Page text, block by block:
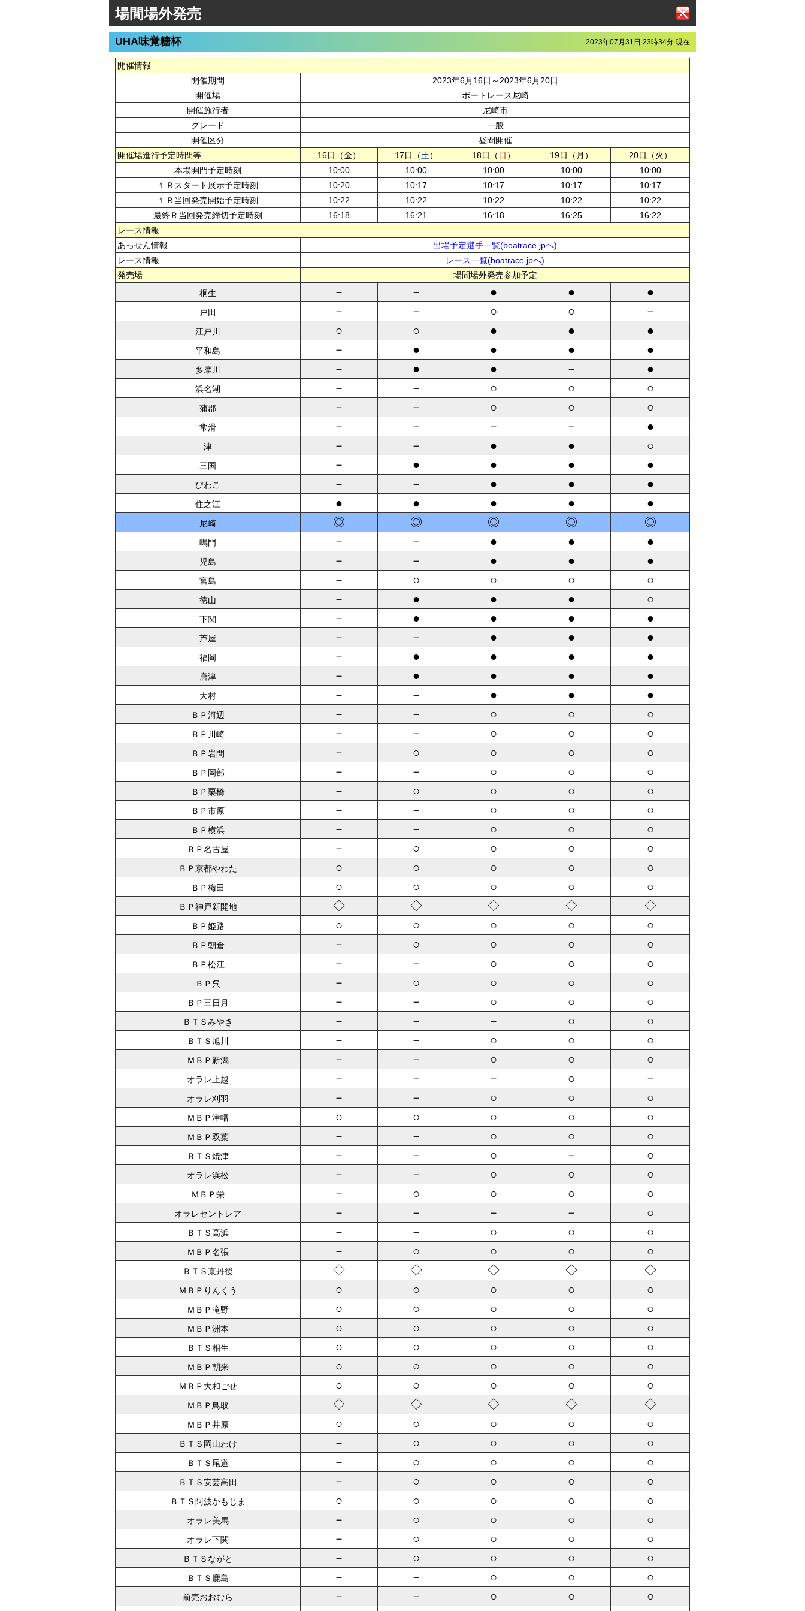
場間場外発売
2023年07月31日 23時34分 現在
UHA味覚糖杯
開催情報
開催期間
2023年6月16日～2023年6月20日
開催場
ボートレース尼崎
開催施行者
尼崎市
グレード
一般
開催区分
昼間開催
開催場進行予定時間等
16日（金） 17日（土） 18日（ 日 ） 19日（月）
20日（火）
本場開門予定時刻
10:00 10:00 10:00 10:00
10:00
１Ｒスタート展示予定時刻
10:20 10:17 10:17 10:17
10:17
１Ｒ当回発売開始予定時刻
10:22 10:22 10:22 10:22
10:22
最終Ｒ当回発売締切予定時刻
16:18 16:21 16:18 16:25
16:22
レース情報
あっせん情報
出場予定選手一覧(boatrace.jpへ)
レース情報
レース一覧(boatrace.jpへ)
発売場
場間場外発売参加予定
桐生
－ － ● ● ●
戸田 － － ○ ○ －
江戸川 ○ ○ ● ● ●
平和島 － ● ● ● ●
多摩川 － ● ● － ●
浜名湖 － － ○ ○ ○
蒲郡 － － ○ ○ ○
常滑 － － － － ●
津 － － ● ● ○
三国 － ● ● ● ●
びわこ － － ● ● ●
住之江 ● ● ● ● ●
尼崎 ◎ ◎ ◎ ◎ ◎
鳴門 － － ● ● ●
児島 － － ● ● ●
宮島 － ○ ○ ○ ○
徳山 － ● ● ● ○
下関 － ● ● ● ●
芦屋 － － ● ● ●
福岡 － ● ● ● ●
唐津 － ● ● ● ●
大村 － － ● ● ●
ＢＰ河辺 － － ○ ○ ○
ＢＰ川崎 － － ○ ○ ○
ＢＰ岩間 － ○ ○ ○ ○
ＢＰ岡部 － － ○ ○ ○
ＢＰ栗橋 － ○ ○ ○ ○
ＢＰ市原 － － ○ ○ ○
ＢＰ横浜 － － ○ ○ ○
ＢＰ名古屋 － ○ ○ ○ ○
ＢＰ京都やわた ○ ○ ○ ○ ○
ＢＰ梅田 ○ ○ ○ ○ ○
ＢＰ神戸新開地 ◇ ◇ ◇ ◇ ◇
ＢＰ姫路 ○ ○ ○ ○ ○
ＢＰ朝倉 － ○ ○ ○ ○
ＢＰ松江 － － ○ ○ ○
ＢＰ呉 － ○ ○ ○ ○
ＢＰ三日月 － － ○ ○ ○
ＢＴＳみやき － － － ○ ○
ＢＴＳ旭川 － － ○ ○ ○
ＭＢＰ新潟 － － ○ ○ ○
オラレ上越 － － － ○ －
オラレ刈羽 － － ○ ○ ○
ＭＢＰ津幡 ○ ○ ○ ○ ○
ＭＢＰ双葉 － － ○ ○ ○
ＢＴＳ焼津 － － ○ － ○
オラレ浜松 － － ○ ○ ○
ＭＢＰ栄 － ○ ○ ○ ○
オラレセントレア － － － － ○
ＢＴＳ高浜 － － ○ ○ ○
ＭＢＰ名張 － ○ ○ ○ ○
ＢＴＳ京丹後 ◇ ◇ ◇ ◇ ◇
ＭＢＰりんくう ○ ○ ○ ○ ○
ＭＢＰ滝野 ○ ○ ○ ○ ○
ＭＢＰ洲本 ○ ○ ○ ○ ○
ＢＴＳ相生 ○ ○ ○ ○ ○
ＭＢＰ朝来 ○ ○ ○ ○ ○
ＭＢＰ大和ごせ ○ ○ ○ ○ ○
ＭＢＰ鳥取 ◇ ◇ ◇ ◇ ◇
ＭＢＰ井原 ○ ○ ○ ○ ○
ＢＴＳ岡山わけ － ○ ○ ○ ○
ＢＴＳ尾道 － ○ ○ ○ ○
ＢＴＳ安芸高田 － ○ ○ ○ ○
ＢＴＳ阿波かもじま ○ ○ ○ ○ ○
オラレ美馬 － ○ ○ ○ ○
オラレ下関 － ○ ○ ○ ○
ＢＴＳながと － ○ ○ ○ ○
ＢＴＳ鹿島 － － ○ ○ ○
前売おおむら － － ○ ○
○